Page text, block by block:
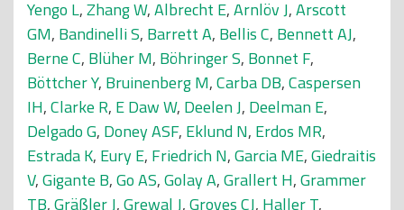
Yengo L,Zhang W,Albrecht E,Arnlöv J,Arscott
GM, Bandinelli S, Barrett A, Bellis C, Bennett AJ,
Berne C, Blüher M, Böhringer S, Bonnet F,
Böttcher Y, Bruinenberg M,Carba DB,Caspersen
IH,Clarke R, E Daw W, Deelen J, Deelman E,
Delgado G, Doney ASF, Eklund N, Erdos MR,
Estrada K, Eury E, Friedrich N,Garcia ME,Giedraitis
V,Gigante B,Go AS,Golay A,Grallert H,Grammer
TB,Gräßler J,Grewal J,Groves CJ, Haller T,